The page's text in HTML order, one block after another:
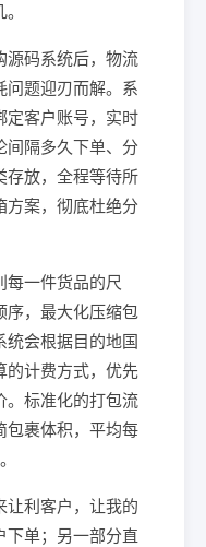
源码系统后，物流
问题迎刃而解。系
定客户账号，实时
间隔多久下单、分
存放，全程等待所
方案，彻底杜绝分
每一件货品的尺
序，最大化压缩包
统会根据目的地国
的计费方式，优先
。标准化的打包流
包裹体积，平均每
让利客户，让我的
下单；另一部分直